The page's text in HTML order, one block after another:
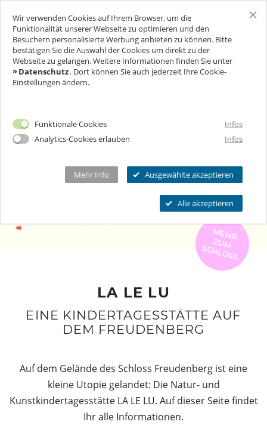
SCHLOSS FREUDENBERG
BESUCH
Ich will Euch besuchen!
Ermäßigungen
Tickets
Programmkalender
FÜR UNTERNEHMEN
Schlosscafé
Dein Fest
Frühstück in der Dunkelbar
Weinprobe in der Dunkelbar
THEATER & KULTUR
Wanderbühne Freudenberg
Anstehende Kulturveranstaltungen
MEHR INFOS...
Öffnungszeiten
Ticketshop
Was ist das Erfahrungsfeld?
Naturkita LA LE LU
Stellenangebote
M
E
H
R
Z
U
M
S
C
H
L
O
S
S
LA LE LU
EINE KINDERTAGESSTÄTTE AUF
DEM FREUDENBERG
Auf dem Gelände des Schloss Freudenberg ist eine
kleine Utopie gelandet: Die Natur- und
Kunstkindertagesstätte LA LE LU. Auf dieser Seite findet
Ihr alle Informationen.
Wir verwenden Cookies auf Ihrem Browser, um die
Funktionalität unserer Webseite zu optimieren und den
Besuchern personalisierte Werbung anbieten zu können. Bitte
bestätigen Sie die Auswahl der Cookies um direkt zu der
Webseite zu gelangen. Weitere Informationen finden Sie unter
Datenschutz. Dort können Sie auch jederzeit Ihre Cookie-
Einstellungen ändern.
Funktionale Cookies
Infos
Analytics-Cookies erlauben
Infos
Mehr Info Ausgewählte akzeptieren
Alle akzeptieren